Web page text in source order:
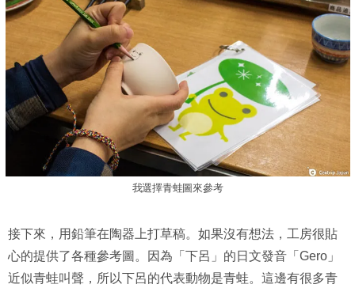
我選擇青蛙圖來參考
接下來，用鉛筆在陶器上打草稿。如果沒有想法，工房很貼
心的提供了各種參考圖。因為「下呂」的日文發音「Gero」
近似青蛙叫聲，所以下呂的代表動物是青蛙。這邊有很多青